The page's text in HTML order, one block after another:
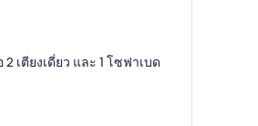
เตียงเดี่ยว และ 1 โซฟาเบด